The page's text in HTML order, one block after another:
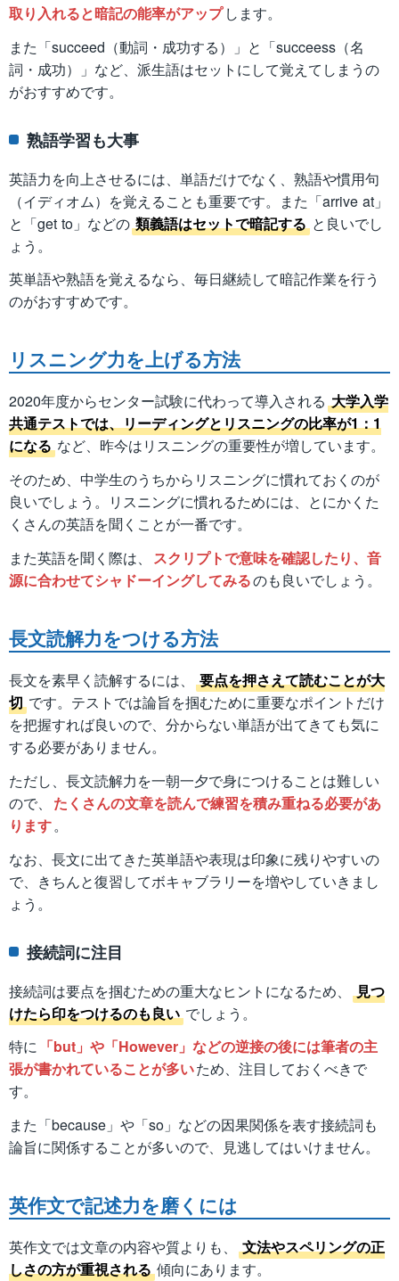
取り入れると暗記の能率がアップ します。
また「succeed（動詞・成功する）」と「succeess（名
詞・成功）」など、派生語はセットにして覚えてしまうの
がおすすめです。
熟語学習も大事
英語力を向上させるには、単語だけでなく、熟語や慣用句
（イディオム）を覚えることも重要です。また「arrive at」
と「get to」などの 類義語はセットで暗記する と良いでし
ょう。
英単語や熟語を覚えるなら、毎日継続して暗記作業を行う
のがおすすめです。
リスニング力を上げる方法
2020年度からセンター試験に代わって導入される 大学入学
共通テストでは、リーディングとリスニングの比率が1：1
になる など、昨今はリスニングの重要性が増しています。
そのため、中学生のうちからリスニングに慣れておくのが
良いでしょう。リスニングに慣れるためには、とにかくた
くさんの英語を聞くことが一番です。
また英語を聞く際は、
スクリプトで意味を確認したり、音
源に合わせてシャドーイングしてみるのも良いでしょう。
長文読解力をつける方法
長文を素早く読解するには、
要点を押さえて読むことが大
切 です。テストでは論旨を掴むために重要なポイントだけ
を把握すれば良いので、分からない単語が出てきても気に
する必要がありません。
ただし、長文読解力を一朝一夕で身につけることは難しい
ので、
たくさんの文章を読んで練習を積み重ねる必要があ
ります。
なお、長文に出てきた英単語や表現は印象に残りやすいの
で、きちんと復習してボキャブラリーを増やしていきまし
ょう。
接続詞に注目
接続詞は要点を掴むための重大なヒントになるため、
見つ
けたら印をつけるのも良い でしょう。
特に 「but」や「However」などの逆接の後には筆者の主
張が書かれていることが多いため、注目しておくべきで
す。
また「because」や「so」などの因果関係を表す接続詞も
論旨に関係することが多いので、見逃してはいけません。
英作文で記述力を磨くには
英作文では文章の内容や質よりも、
文法やスペリングの正
しさの方が重視される 傾向にあります。